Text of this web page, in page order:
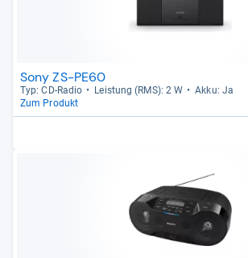
Sony ZS-PE60
Typ: CD-​Radio Leis­tung (RMS): 2 W
Akku: Ja
Zum Produkt